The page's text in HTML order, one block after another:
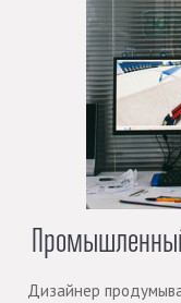
Дизайнер